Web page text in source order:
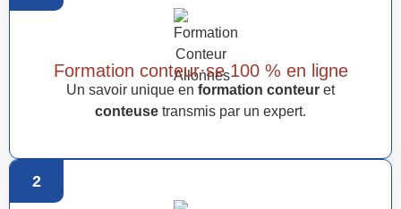
Formation conteur·se 100 % en ligne
Un savoir unique en formation conteur et
conteuse transmis par un expert.
2